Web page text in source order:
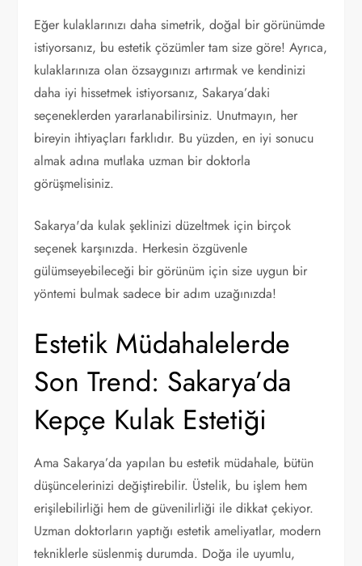
Eğer kulaklarınızı daha simetrik, doğal bir görünümde
istiyorsanız, bu estetik çözümler tam size göre! Ayrıca,
kulaklarınıza olan özsaygınızı artırmak ve kendinizi
daha iyi hissetmek istiyorsanız, Sakarya’daki
seçeneklerden yararlanabilirsiniz. Unutmayın, her
bireyin ihtiyaçları farklıdır. Bu yüzden, en iyi sonucu
almak adına mutlaka uzman bir doktorla
görüşmelisiniz.
Sakarya'da kulak şeklinizi düzeltmek için birçok
seçenek karşınızda. Herkesin özgüvenle
gülümseyebileceği bir görünüm için size uygun bir
yöntemi bulmak sadece bir adım uzağınızda!
Estetik Müdahalelerde
Son Trend: Sakarya’da
Kepçe Kulak Estetiği
Ama Sakarya’da yapılan bu estetik müdahale, bütün
düşüncelerinizi değiştirebilir. Üstelik, bu işlem hem
erişilebilirliği hem de güvenilirliği ile dikkat çekiyor.
Uzman doktorların yaptığı estetik ameliyatlar, modern
tekniklerle süslenmiş durumda. Doğa ile uyumlu,